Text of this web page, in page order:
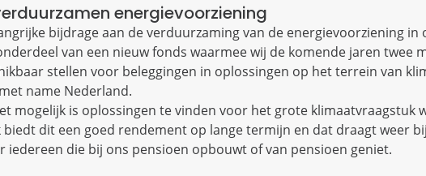
energievoorziening
bijdrage aan de verduurzaming van de energievoorziening in
van een nieuw fonds waarmee wij de komende jaren twee
stellen voor beleggingen in oplossingen op het terrein van
name Nederland.
mogelijk is oplossingen te vinden voor het grote klimaatvraagstuk
biedt dit een goed rendement op lange termijn en dat draagt weer
iedereen die bij ons pensioen opbouwt of van pensioen geniet.